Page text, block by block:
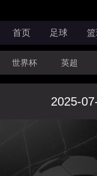
首页 足球
世界杯 英超
CBA FIBA洲际杯
2025-